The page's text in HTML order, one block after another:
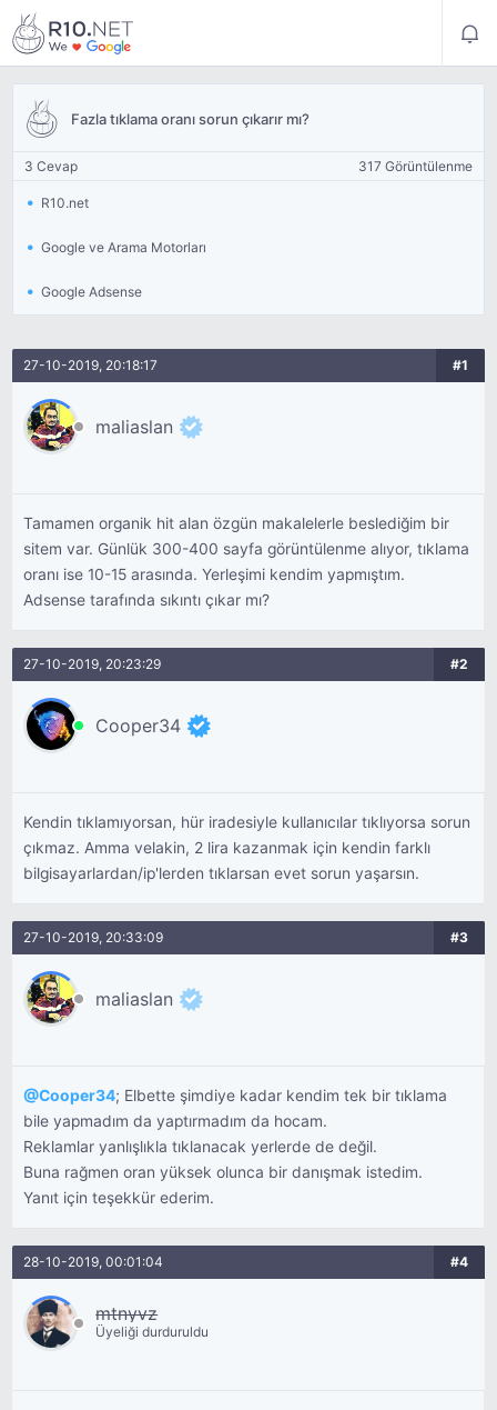
Fazla tıklama oranı sorun çıkarır mı?
3 Cevap 317 Görüntülenme
R10.net
Google ve Arama Motorları
Google Adsense
27-10-2019, 20:18:17 #1
maliaslan
Tamamen organik hit alan özgün makalelerle beslediğim bir
sitem var. Günlük 300-400 sayfa görüntülenme alıyor, tıklama
oranı ise 10-15 arasında. Yerleşimi kendim yapmıştım.
Adsense tarafında sıkıntı çıkar mı?
27-10-2019, 20:23:29 #2
Cooper34
Kendin tıklamıyorsan, hür iradesiyle kullanıcılar tıklıyorsa sorun
çıkmaz. Amma velakin, 2 lira kazanmak için kendin farklı
bilgisayarlardan/ip'lerden tıklarsan evet sorun yaşarsın.
27-10-2019, 20:33:09 #3
maliaslan
@Cooper34; Elbette şimdiye kadar kendim tek bir tıklama
bile yapmadım da yaptırmadım da hocam.
Reklamlar yanlışlıkla tıklanacak yerlerde de değil.
Buna rağmen oran yüksek olunca bir danışmak istedim.
Yanıt için teşekkür ederim.
28-10-2019, 00:01:04 #4
mtnyvz
Üyeliği durduruldu